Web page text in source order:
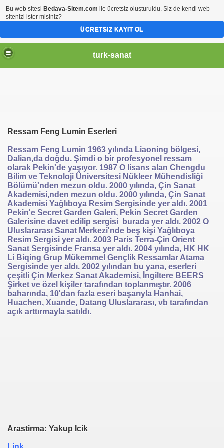
turk-sanat
Ressam Feng Lumin Eserleri
Ressam Feng Lumin 1963 yılında Liaoning bölgesi,
Dalian,da doğdu. Şimdi o bir profesyonel ressam
olarak Pekin'de yaşıyor. 1987 O lisans alan Chengdu
Bilim ve Teknoloji Üniversitesi Nükleer Mühendisliği
Bölümü'nden mezun oldu. 2000 yılında, Çin Sanat
Akademisi,nden mezun oldu. 2000 yılında, Çin Sanat
Akademisi Yağlıboya Resim Sergisinde yer aldı. 2001
Pekin'e Secret Garden Galeri, Pekin Secret Garden
Galerisine davet edilip sergisi burada yer aldı. 2002 O
Uluslararası Sanat Merkezi'nde beş kişi Yağlıboya
Resim Sergisi yer aldı. 2003 Paris Terra-Çin Orient
Sanat Sergisinde Fransa yer aldı. 2004 yılında, HK HK
Li Biqing Grup Mükemmel Gençlik Ressamlar Atama
Sergisinde yer aldı. 2002 yılından bu yana, eserleri
çeşitli Çin Merkez Sanat Akademisi, İngiltere BEERS
Şirket ve özel kişiler tarafından toplanmıştır. 2006
baharında, 10'dan fazla eseri başarıyla Hanhai,
Huachen, Xuande, Datang Uluslararası, vb tarafından
açık arttırmayla satıldı.
Arastirma: Yakup Icik
Bu web sitesi Bedava-Sitem.com ile ücretsiz oluşturuldu. Siz de kendi web
sitenizi ister misiniz?
ÜCRETSIZ KAYIT OL